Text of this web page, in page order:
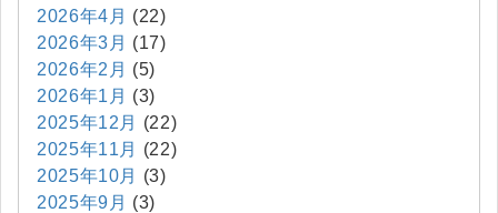
2026年4月 (22)
2026年3月 (17)
2026年2月 (5)
2026年1月 (3)
2025年12月
(22)
2025年11月
(22)
2025年10月
(3)
2025年9月 (3)